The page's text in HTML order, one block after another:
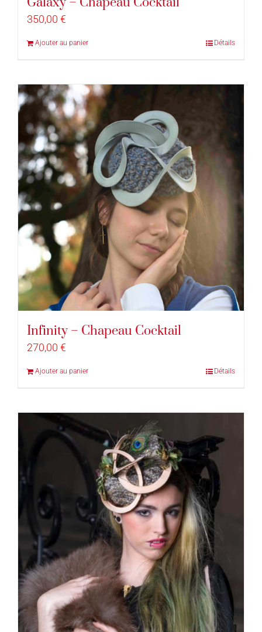
350,00 €
Ajouter au panier Détails
Infinity – Chapeau Cocktail
270,00 €
Ajouter au panier Détails